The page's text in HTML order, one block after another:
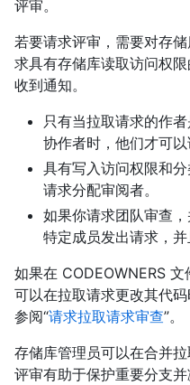
评审。
若要请求评审，需要对存
求具有存储库读取访问权
收到通知。
只有当拉取请求的作
协作者时，他们才可以
具有写入访问权限和
请求分配审阅者。
如果你请求团队审查
特定成员发出请求，并
如果在 CODEOWNERS
可以在拉取请求更改其代
参阅“请求拉取请求审查”。
存储库管理员可以在合并
评审有助于保护重要分支